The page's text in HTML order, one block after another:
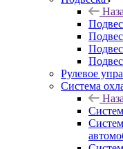
Рулевое
Система